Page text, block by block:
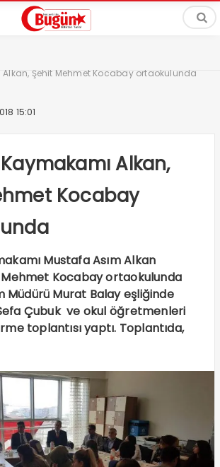
Alkan, Şehit Mehmet Kocabay ortaokulunda
15:01
Alkan,
Kocabay
Mustafa Asım Alkan
Mehmet Kocabay ortaokulunda
Müdürü Murat Balay eşliğinde
Çubuk ve okul öğretmenleri
toplantısı yaptı. Toplantıda,